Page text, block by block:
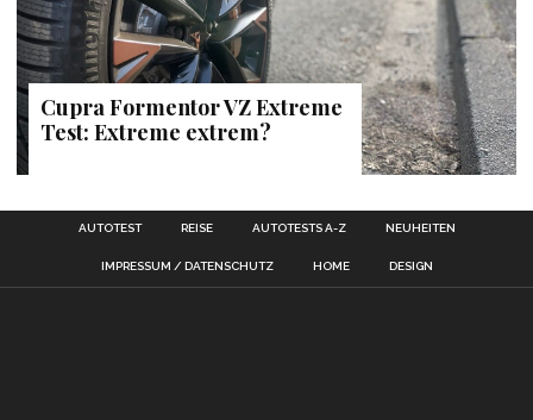
Cupra Formentor VZ Extreme
Test: Extreme extrem?
AUTOTEST REISE AUTOTESTS A-Z NEUHEITEN
IMPRESSUM / DATENSCHUTZ HOME DESIGN